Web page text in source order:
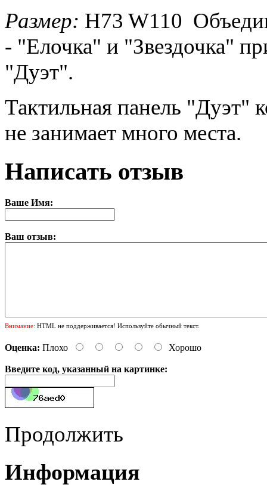
Размер: H73 W110
- "Елочка" и "Звездочка"
"Дуэт".
Тактильная панель "Дуэт"
не занимает много места.
Написать отзыв
Ваше Имя:
Ваш отзыв:
Внимание: HTML не поддерживается! Используйте обычный текст.
Оценка: Плохо Хорошо
Введите код, указанный на картинке:
Продолжить
Информация